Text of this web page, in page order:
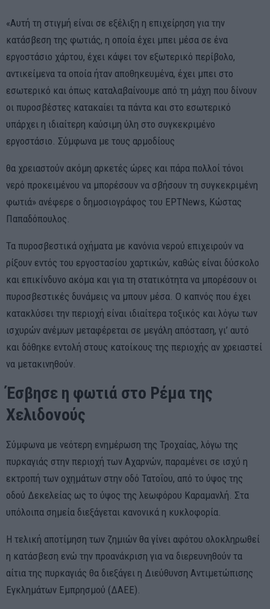
«Αυτή τη στιγμή είναι σε εξέλιξη η επιχείρηση για την
κατάσβεση της φωτιάς, η οποία έχει μπει μέσα σε ένα
εργοστάσιο χάρτου, έχει κάψει τον εξωτερικό περίβολο,
αντικείμενα τα οποία ήταν αποθηκευμένα, έχει μπει στο
εσωτερικό και όπως καταλαβαίνουμε από τη μάχη που δίνουν
οι πυροσβέστες κατακαίει τα πάντα και στο εσωτερικό
υπάρχει η ιδιαίτερη καύσιμη ύλη στο συγκεκριμένο
εργοστάσιο. Σύμφωνα με τους αρμοδίους
θα χρειαστούν ακόμη αρκετές ώρες και πάρα πολλοί τόνοι
νερό προκειμένου να μπορέσουν να σβήσουν τη συγκεκριμένη
φωτιά» ανέφερε ο δημοσιογράφος του EΡΤΝews, Kώστας
Παπαδόπουλος.
Τα πυροσβεστικά οχήματα με κανόνια νερού επιχειρούν να
ρίξουν εντός του εργοστασίου χαρτικών, καθώς είναι δύσκολο
και επικίνδυνο ακόμα και για τη στατικότητα να μπορέσουν οι
πυροσβεστικές δυνάμεις να μπουν μέσα. Ο καπνός που έχει
κατακλύσει την περιοχή είναι ιδιαίτερα τοξικός και λόγω των
ισχυρών ανέμων μεταφέρεται σε μεγάλη απόσταση, γι’ αυτό
και δόθηκε εντολή στους κατοίκους της περιοχής αν χρειαστεί
να μετακινηθούν.
Έσβησε η φωτιά στο Ρέμα της
Χελιδονούς
Σύμφωνα με νεότερη ενημέρωση της Τροχαίας, λόγω της
πυρκαγιάς στην περιοχή των Αχαρνών, παραμένει σε ισχύ η
εκτροπή των οχημάτων στην οδό Τατοΐου, από το ύψος της
οδού Δεκελείας ως το ύψος της λεωφόρου Καραμανλή. Στα
υπόλοιπα σημεία διεξάγεται κανονικά η κυκλοφορία.
Η τελική αποτίμηση των ζημιών θα γίνει αφότου ολοκληρωθεί
η κατάσβεση ενώ την προανάκριση για να διερευνηθούν τα
αίτια της πυρκαγιάς θα διεξάγει η Διεύθυνση Αντιμετώπισης
Εγκλημάτων Εμπρησμού (ΔΑΕΕ).